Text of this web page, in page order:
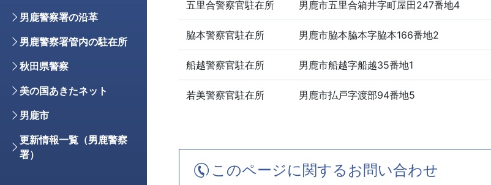
五里合警察官駐在所 男鹿市五里合箱井字町屋田247番地4
脇本警察官駐在所 男鹿市脇本脇本字脇本166番地2
船越警察官駐在所 男鹿市船越字船越35番地1
若美警察官駐在所 男鹿市払戸字渡部94番地5
このページに関するお問い合わせ
男鹿警察署の沿革
男鹿警察署管内の駐在所
秋田県警察
美の国あきたネット
男鹿市
更新情報一覧（男鹿警察
署）